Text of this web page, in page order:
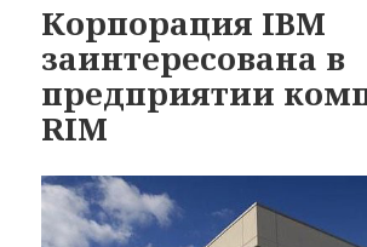
Корпорация IBM
заинтересована в
предприятии
RIM